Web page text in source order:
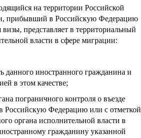
на территории Российской
прибывший в Российскую Федерацию
представляет в территориальный
власти в сфере миграции:
данного иностранного гражданина и
в этом качестве;
пограничного контроля о въезде
Российскую Федерацию или с отметкой
органа исполнительной власти в
гражданину указанной